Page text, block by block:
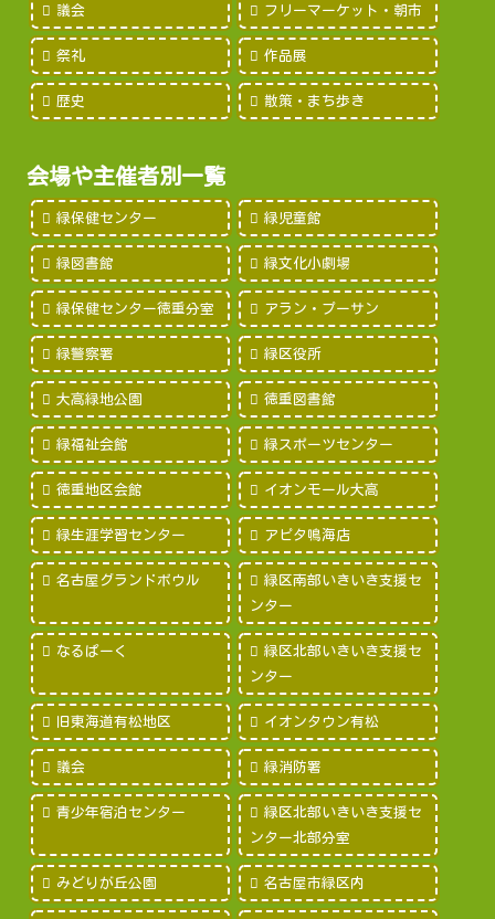
議会 フリーマーケット・朝市
祭礼 作品展
歴史 散策・まち歩き
会場や主催者別一覧
緑保健センター 緑児童館
緑図書館 緑文化小劇場
緑保健センター徳重分室 アラン・プーサン
緑警察署 緑区役所
大高緑地公園 徳重図書館
緑福祉会館 緑スポーツセンター
徳重地区会館 イオンモール大高
緑生涯学習センター アピタ鳴海店
名古屋グランドボウル
緑区南部いきいき支援セ
ンター
なるぱーく
緑区北部いきいき支援セ
ンター
旧東海道有松地区 イオンタウン有松
議会 緑消防署
青少年宿泊センター
緑区北部いきいき支援セ
ンター北部分室
みどりが丘公園 名古屋市緑区内